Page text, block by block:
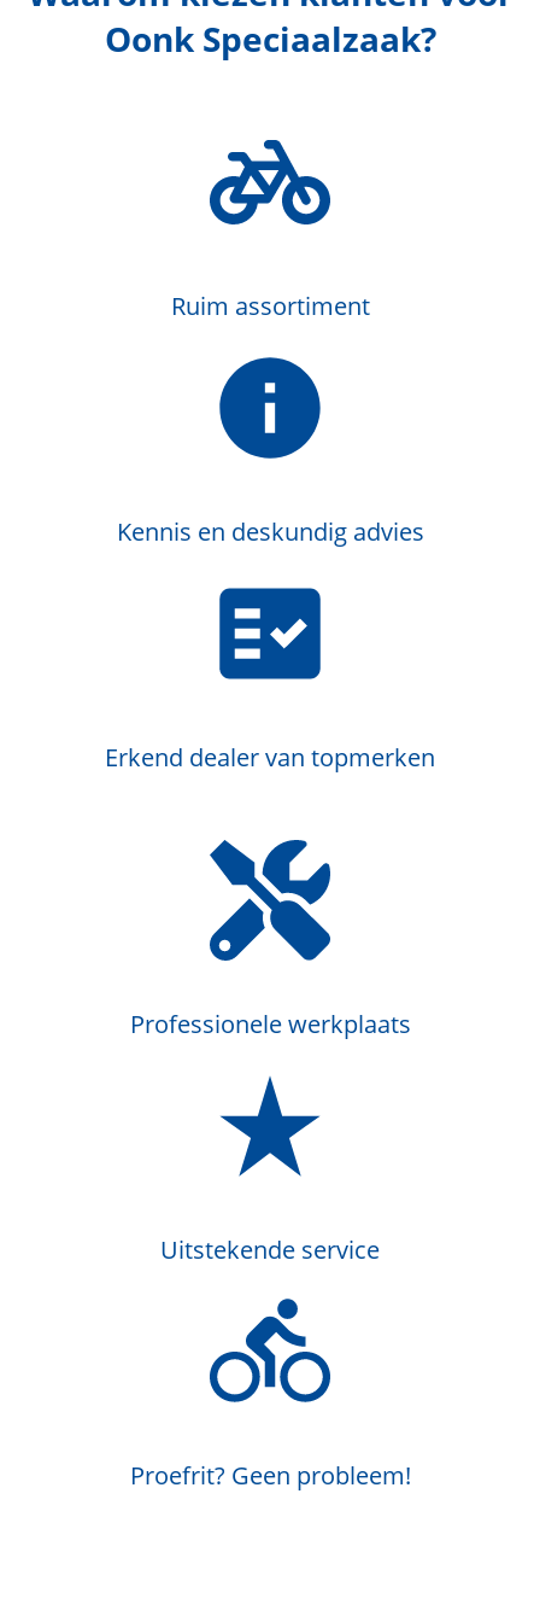
Oonk Speciaalzaak?
Ruim assortiment
Kennis en deskundig advies
Erkend dealer van topmerken
Professionele werkplaats
Uitstekende service
Proefrit? Geen probleem!